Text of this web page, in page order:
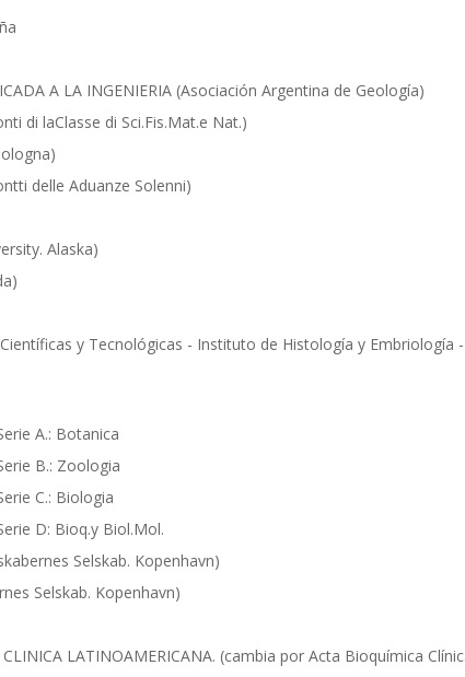
A LA INGENIERIA (Asociación Argentina de Geología)
di laClasse di Sci.Fis.Mat.e Nat.)
delle Aduanze Solenni)
Alaska)
y Tecnológicas - Instituto de Histología y Embriología -
A.: Botanica
B.: Zoologia
C.: Biologia
D: Bioq.y Biol.Mol.
Selskab. Kopenhavn)
Selskab. Kopenhavn)
LATINOAMERICANA. (cambia por Acta Bioquímica